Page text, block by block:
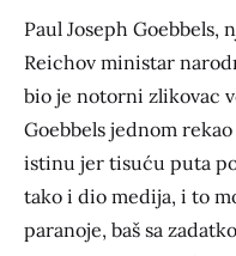
Paul Joseph
Reichov ministar
bio je notorni zlikovac
Goebbels jednom
istinu jer tisuću puta
tako i dio medija, i to
paranoje, baš sa